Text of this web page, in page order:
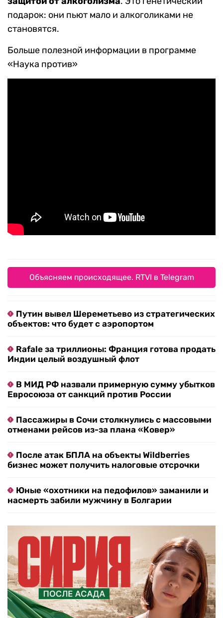
подарок: они пьют мало и алкоголиками не
становятся.
Больше полезной информации в программе
«Наука против»
Объясняем происходящее. RTVI в Telegram
Путин вывел Шереметьево из стратегических
объектов: что будет с аэропортом
Rafale за триллионы: Франция готова продать
Индии целый воздушный флот
В МИД РФ назвали примерную сумму убытков
Евросоюза от санкций против России
Пассажиры в Сочи столкнулись с массовыми
отменами рейсов из-за плана «Ковер»
После атак БПЛА на объекты Wildberries
бизнес может получить налоговые отсрочки
Юные «охотники на педофилов» заманили и
насмерть забили мужчину в Болгарии